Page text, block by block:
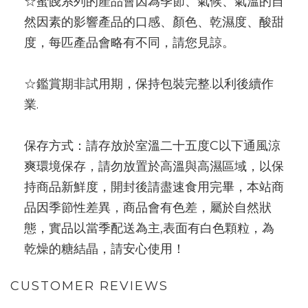
然因素的影響產品的口感、顏色、乾濕度、酸甜
度，每匹產品會略有不同，請您見諒。
☆鑑賞期非試用期，保持包裝完整.以利後續作
業.
保存方式：請存放於室溫二十五度C以下通風涼
爽環境保存，請勿放置於高溫與高濕區域，以保
持商品新鮮度，開封後請盡速食用完畢，本站商
品因季節性差異，商品會有色差，屬於自然狀
態，實品以當季配送為主,表面有白色顆粒，為
乾燥的糖結晶，請安心使用！
CUSTOMER REVIEWS